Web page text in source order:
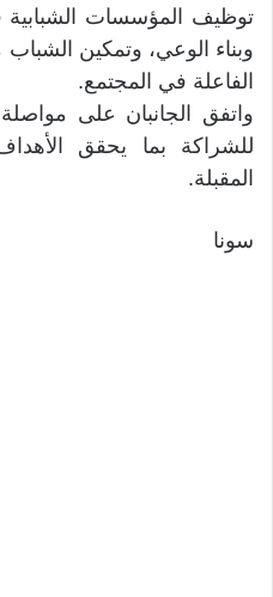
توظيف المؤسسات الشبابية
وبناء الوعي، وتمكين
الفاعلة في المجتمع.
واتفق الجانبان على
للشراكة بما يحقق
المقبلة.
سونا